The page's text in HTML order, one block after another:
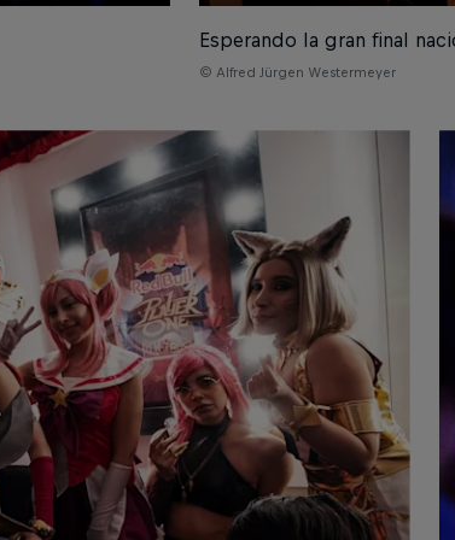
Esperando la gran final
© Alfred Jürgen Westermeyer